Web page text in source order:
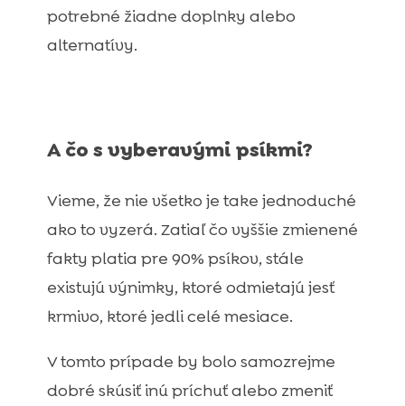
potrebné žiadne doplnky alebo
alternatívy.
A čo s vyberavými psíkmi?
Vieme, že nie všetko je take jednoduché
ako to vyzerá. Zatiaľ čo vyššie zmienené
fakty platia pre 90% psíkov, stále
existujú výnimky, ktoré odmietajú jesť
krmivo, ktoré jedli celé mesiace.
V tomto prípade by bolo samozrejme
dobré skúsiť inú príchuť alebo zmeniť